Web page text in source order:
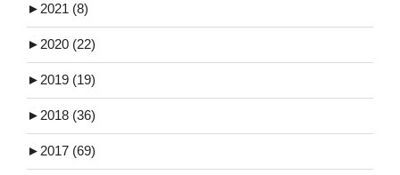
► 2021 (8)
► 2020 (22)
► 2019 (19)
► 2018 (36)
► 2017 (69)